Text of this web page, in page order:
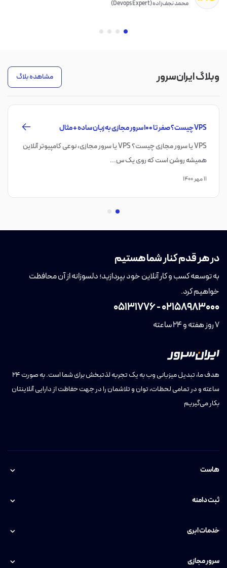
محمد نجف‌زاده (Devops Expert)
وبلاگ ایران‌سرور مشاهده بلاگ
VPS چیست؟ صفر تا ۱۰۰ سرور مجازی به زبان ساده + مثال
VPS یا سرور مجازی چیست؟ VPS یا سرور مجازی، نوعی کامپیوتر آنلاین
همیشه روشن است که روی یک س...
۱۱ مهر ۱۴۰۰
در هر قدم کنار شما هستیم
به توسعه کسب و کار آنلاین خود بپردازید؛ دلسوزانه از آن محافظت
خواهیم کرد.
02158983000
-
05131776
7 روز هفته و 24 ساعته
هدف ما، تبدیل میزبانی وب به یک تجربه لذتبخش برای شما است. به صورت ۲۴
ساعته و در تمامی لحظات، توان و تلاشمان را در جهت حفاظت از دارایی آنلاینتان
بکار می‌گیریم
هاست
ثبت دامنه
خدمات ابری
سرور مجازی